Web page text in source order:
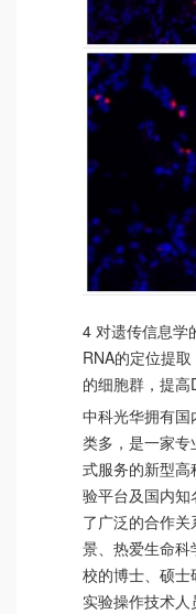
4 对遗传信息学
RNA的定位提
的细胞群，提高
中科光华拥有
类多，是一家
式服务的新型
验平台及国内
了广泛的合作
景、热爱生命
校的博士、硕
实验操作技术